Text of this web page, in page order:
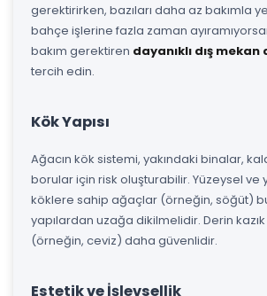
gerektirirken, bazıları daha az bakımla
bahçe işlerine fazla zaman
bakım gerektiren dayanıklı dış mekan
tercih edin.
Kök Yapısı
Ağacın kök sistemi, yakındaki binalar,
borular için risk oluşturabilir. Yüzeysel ve
köklere sahip ağaçlar (örneğin, söğüt)
yapılardan uzağa dikilmelidir. Derin
(örneğin, ceviz) daha güvenlidir.
Estetik ve İşlevsellik